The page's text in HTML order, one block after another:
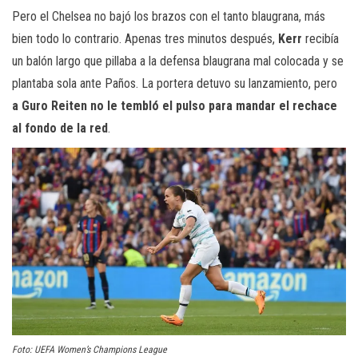
Pero el Chelsea no bajó los brazos con el tanto blaugrana, más
bien todo lo contrario. Apenas tres minutos después, Kerr recibía
un balón largo que pillaba a la defensa blaugrana mal colocada y se
plantaba sola ante Paños. La portera detuvo su lanzamiento, pero
a Guro Reiten no le tembló el pulso para mandar el rechace
al fondo de la red.
Foto: UEFA Women’s Champions League